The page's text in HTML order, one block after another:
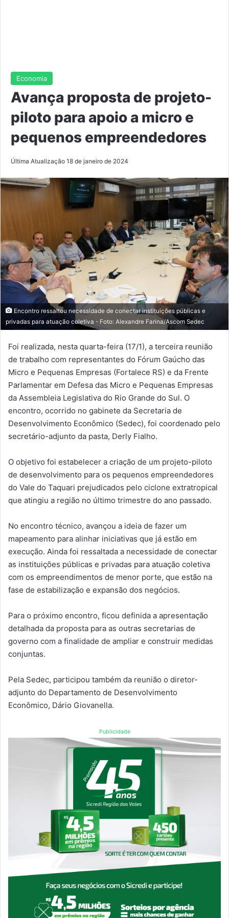
Economia
Avança proposta de projeto-
piloto para apoio a micro e
pequenos empreendedores
Última Atualização 18 de janeiro de 2024
Encontro ressaltou necessidade de conectar instituições públicas e
privadas para atuação coletiva - Foto: Alexandre Farina/Ascom Sedec
Foi realizada, nesta quarta-feira (17/1), a terceira reunião
de trabalho com representantes do Fórum Gaúcho das
Micro e Pequenas Empresas (Fortalece RS) e da Frente
Parlamentar em Defesa das Micro e Pequenas Empresas
da Assembleia Legislativa do Rio Grande do Sul. O
encontro, ocorrido no gabinete da Secretaria de
Desenvolvimento Econômico (Sedec), foi coordenado pelo
secretário-adjunto da pasta, Derly Fialho.
O objetivo foi estabelecer a criação de um projeto-piloto
de desenvolvimento para os pequenos empreendedores
do Vale do Taquari prejudicados pelo ciclone extratropical
que atingiu a região no último trimestre do ano passado.
No encontro técnico, avançou a ideia de fazer um
mapeamento para alinhar iniciativas que já estão em
execução. Ainda foi ressaltada a necessidade de conectar
as instituições públicas e privadas para atuação coletiva
com os empreendimentos de menor porte, que estão na
fase de estabilização e expansão dos negócios.
Para o próximo encontro, ficou definida a apresentação
detalhada da proposta para as outras secretarias de
governo com a finalidade de ampliar e construir medidas
conjuntas.
Pela Sedec, participou também da reunião o diretor-
adjunto do Departamento de Desenvolvimento
Econômico, Dário Giovanella.
Publicidade